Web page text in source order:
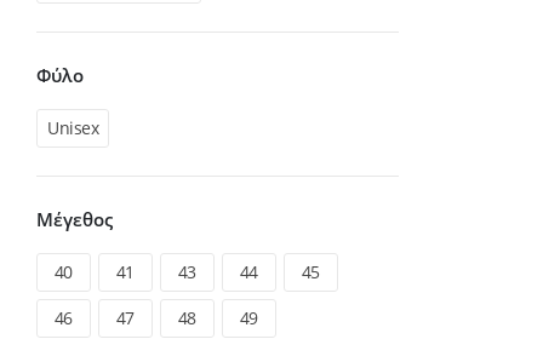
Φύλο
Unisex
Μέγεθος
40 41 43 44
45
46
47 48 49